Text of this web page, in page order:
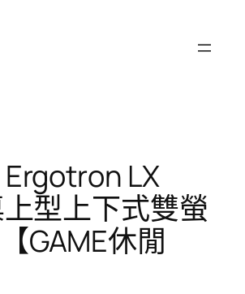
LX
上型上下式雙螢
GAME休閒